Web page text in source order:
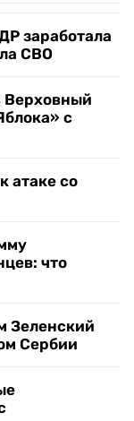
заработала
СВО
Верховный
с
атаке со
что
Зеленский
Сербии